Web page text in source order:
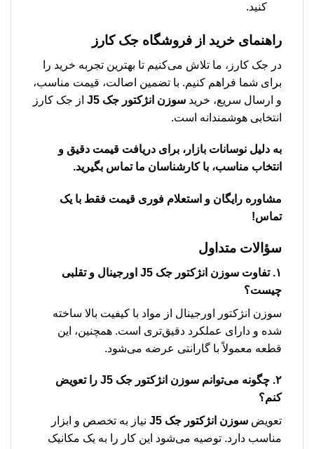
کنید.
راهنمای خرید از فروشگاه جک کارز
در جک کارز، ما تلاش می‌کنیم تا بهترین تجربه خرید را
برای شما فراهم کنیم. با تضمین اصالت، قیمت مناسب،
و ارسال سریع، خرید سوزن انژکتور جک J5
از جک کارز
انتخابی هوشمندانه است.
به دلیل نوسانات بازار، برای دریافت قیمت دقیق و
انتخاب مناسب، با کارشناسان ما تماس بگیرید.
مشاوره رایگان و استعلام فوری قیمت فقط با یک
تماس!
سؤالات متداول
۱. تفاوت سوزن انژکتور جک J5
اورجینال و تقلبی
چیست؟
سوزن انژکتور اورجینال از مواد با کیفیت بالا ساخته
شده و دارای عملکرد دقیق‌تری است. همچنین، این
قطعه معمولاً با گارانتی عرضه می‌شود.
۲. چگونه می‌توانم سوزن انژکتور جک J5
را تعویض
کنم؟
تعویض سوزن انژکتور جک J5
نیاز به تخصص و ابزار
مناسب دارد. توصیه می‌شود این کار را به یک مکانیک